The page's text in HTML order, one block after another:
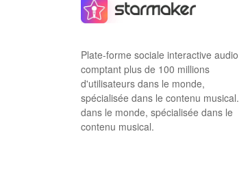
Plate-forme sociale interactive audio
comptant plus de 100 millions
d'utilisateurs dans le monde,
spécialisée dans le contenu musical.
dans le monde, spécialisée dans le
contenu musical.